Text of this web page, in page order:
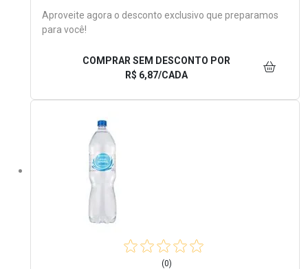
Aproveite agora o desconto exclusivo que preparamos
para você!
COMPRAR SEM DESCONTO POR
R$ 6,87/CADA
(0)